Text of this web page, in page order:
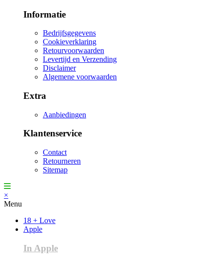
Informatie
Bedrijfsgegevens
Cookieverklaring
Retourvoorwaarden
Levertijd en Verzending
Disclaimer
Algemene voorwaarden
Extra
Aanbiedingen
Klantenservice
Contact
Retourneren
Sitemap
×
Menu
18 + Love
Apple
In Apple